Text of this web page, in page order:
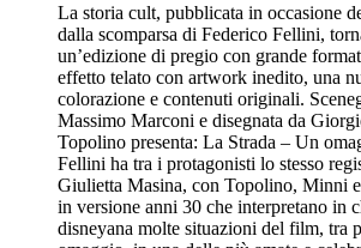
La storia cult, pubblicata in occasione
dalla scomparsa di Federico Fellini,
un’edizione di pregio con grande
effetto telato con artwork inedito, una
colorazione e contenuti originali.
Massimo Marconi e disegnata da
Topolino presenta: La Strada – Un
Fellini ha tra i protagonisti lo stesso
Giulietta Masina, con Topolino, Minni
in versione anni 30 che interpretano in
disneyana molte situazioni del film, tra